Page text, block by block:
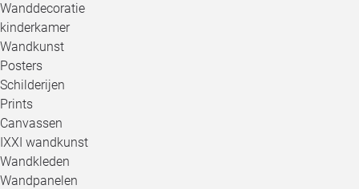
Wanddecoratie
kinderkamer
Wandkunst
Posters
Schilderijen
Prints
Canvassen
IXXI wandkunst
Wandkleden
Wandpanelen